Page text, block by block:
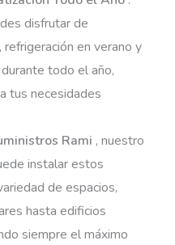
disfrutar de
refrigeración en verano y
todo el año,
tus necesidades
Rami , nuestro
instalar estos
de espacios,
hasta edificios
siempre el máximo